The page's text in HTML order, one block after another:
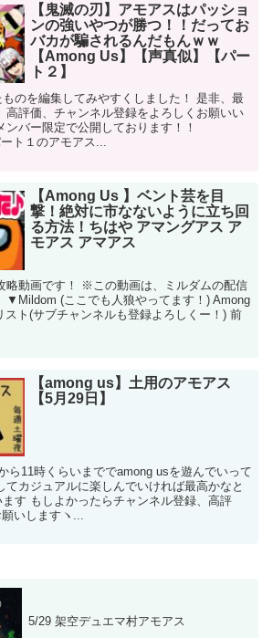
【鬼滅の刃】アモアスはパッショ
ンの強いやつが勝つ！！だってお
バカが騙されるんだもんｗｗ
【Among Us】【声真似】【パー
ト２】
のを編集してみやすくしました！ 是非、最
高評価、チャンネル登録をよろしくお願いい
ンバー限定で公開しております！！
アモアス...
【Among Us 】ベント芸を目
撃！絶対に市なないように立ち回
る方法！ちはや アマングアス ア
モアス アマアス
略動画です！ ※この動画は、ミルダムの配信
▼Mildom (ここでも人狼やってます！) Among
スト(サブチャンネルも登録よろしくー！) 前
【among us】土用のアモアス
【5月29日】
ら11時くらいまででamong usを遊んでいって
てカジュアルに楽しんでいければ最高かなと
す もしよかったらチャンネル登録、高評
いしますヽ...
5/29 架空デュエマ村アモアス